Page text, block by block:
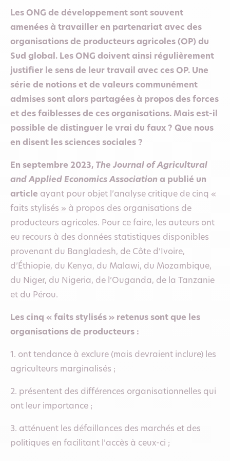
Les ONG de développement sont souvent
amenées à travailler en partenariat avec des
organisations de producteurs agricoles (OP) du
Sud global. Les ONG doivent ainsi régulièrement
justifier le sens de leur travail avec ces OP. Une
série de notions et de valeurs communément
admises sont alors partagées à propos des forces
et des faiblesses de ces organisations. Mais est-il
possible de distinguer le vrai du faux ? Que nous
en disent les sciences sociales ?
En septembre 2023, The Journal of Agricultural
and Applied Economics Association a publié un
article ayant pour objet l’analyse critique de cinq «
faits stylisés » à propos des organisations de
producteurs agricoles. Pour ce faire, les auteurs ont
eu recours à des données statistiques disponibles
provenant du Bangladesh, de Côte d’Ivoire,
d’Éthiopie, du Kenya, du Malawi, du Mozambique,
du Niger, du Nigeria, de l’Ouganda, de la Tanzanie
et du Pérou.
Les cinq « faits stylisés » retenus sont que les
organisations de producteurs :
1. ont tendance à exclure (mais devraient inclure) les
agriculteurs marginalisés ;
2. présentent des différences organisationnelles qui
ont leur importance ;
3. atténuent les défaillances des marchés et des
politiques en facilitant l’accès à ceux-ci ;